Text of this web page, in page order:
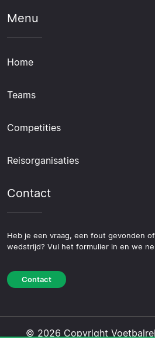
Menu
Home
Teams
Competities
Reisorganisaties
Contact
Heb je een vraag, een fout gevonden
wedstrijd? Vul het formulier in en we
Contact
© 2026 Copyright